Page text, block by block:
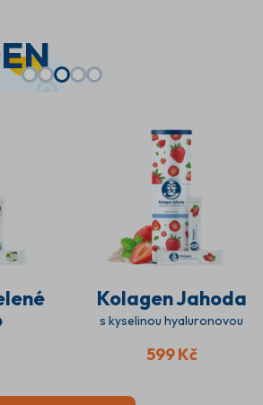
Kolagen Jahoda
s kyselinou hyaluronovou
599 Kč